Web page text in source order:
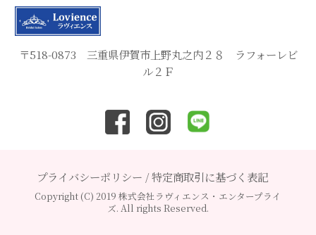
〒518-0873 三重県伊賀市上野丸之内２８ ラフォーレビ
ル２Ｆ
プライバシーポリシー /特定商取引に基づく表記
Copyright (C) 2019 株式会社ラヴィエンス・エンタープライ
ズ. All rights Reserved.